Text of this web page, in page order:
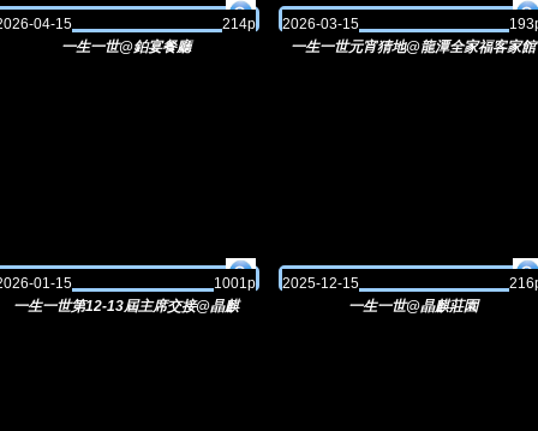
04-15
214p
一生一世@鉑宴餐廳
2026-03-15
一生一世元宵猜地@龍潭全家福客家館
01-15
1001p
一生一世第12-13屆主席交接@晶麒
2025-12-15
一生一世@晶麒莊園